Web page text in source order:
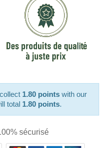
1.80 points with our
total 1.80 points.
sécurisé